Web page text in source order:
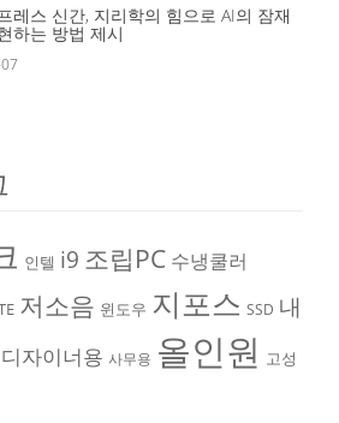
레스 신간, 지리학의 힘으로 AI의 잠재
하는 방법 제시
인텔 i9 조립PC 수냉쿨러
저소음 윈도우 지포스 SSD 내
자이너용 사무용 올인원 고성